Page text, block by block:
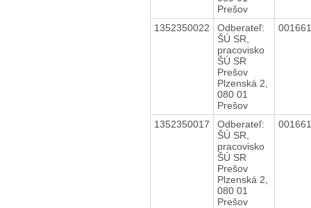
Prešov
1352350022
Odberateľ:
ŠÚ SR,
pracovisko
ŠÚ SR
Prešov
Plzenská 2,
080 01
Prešov
1352350017
Odberateľ:
ŠÚ SR,
pracovisko
ŠÚ SR
Prešov
Plzenská 2,
080 01
Prešov